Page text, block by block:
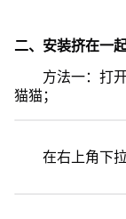
二、安装挤在一
方法一：打
猫猫；
在右上角下